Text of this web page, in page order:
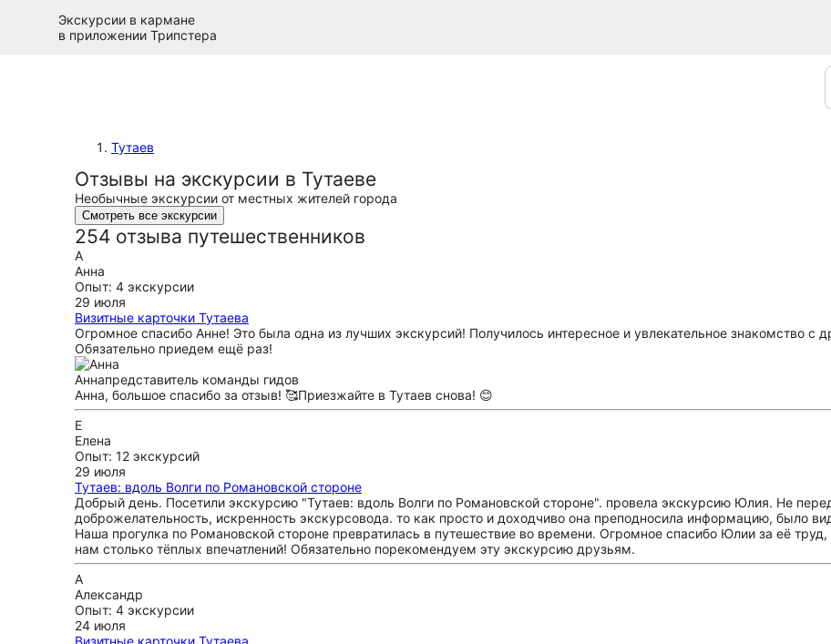
Экскурсии в кармане
в приложении Трипстера
Тутаев
Отзывы на экскурсии в Тутаеве
Необычные экскурсии от местных жителей города
Смотреть все экскурсии
254 отзыва путешественников
А
Анна
Опыт: 4 экскурсии
29 июля
Визитные карточки Тутаева
Огромное спасибо Анне! Это была одна из лучших экскурсий! Получилось интересное и увлекательное знакомство с
Обязательно приедем ещё раз!
Аннапредставитель команды гидов
Анна, большое спасибо за отзыв! 🥰Приезжайте в Тутаев снова! 😊
Е
Елена
Опыт: 12 экскурсий
29 июля
Тутаев: вдоль Волги по Романовской стороне
Добрый день. Посетили экскурсию "Тутаев: вдоль Волги по Романовской стороне". провела экскурсию Юлия. Не
доброжелательность, искренность экскурсовода. то как просто и доходчиво она преподносила информацию, было
Наша прогулка по Романовской стороне превратилась в путешествие во времени. Огромное спасибо Юлии за её
нам столько тёплых впечатлений! Обязательно порекомендуем эту экскурсию друзьям.
А
Александр
Опыт: 4 экскурсии
24 июля
Визитные карточки Тутаева